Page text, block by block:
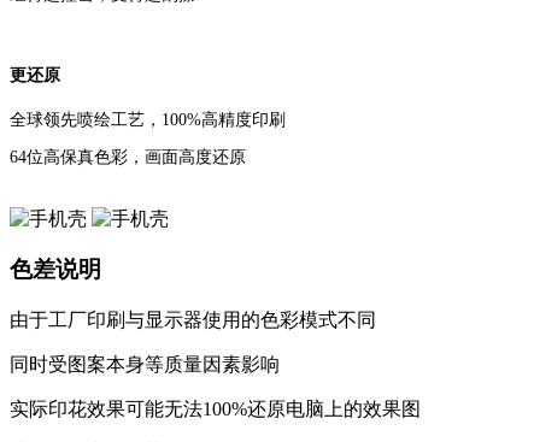
更合身
色差说明
由于工厂印刷与显示器使用的色彩模式不同
同时受图案本身等质量因素影响
实际印花效果可能无法100%还原电脑上的效果图